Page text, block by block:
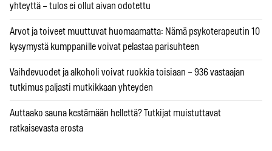
yhteyttä – tulos ei ollut aivan odotettu
Arvot ja toiveet muuttuvat huomaamatta: Nämä psykoterapeutin 10
kysymystä kumppanille voivat pelastaa parisuhteen
Vaihdevuodet ja alkoholi voivat ruokkia toisiaan – 936 vastaajan
tutkimus paljasti mutkikkaan yhteyden
Auttaako sauna kestämään hellettä? Tutkijat muistuttavat
ratkaisevasta erosta